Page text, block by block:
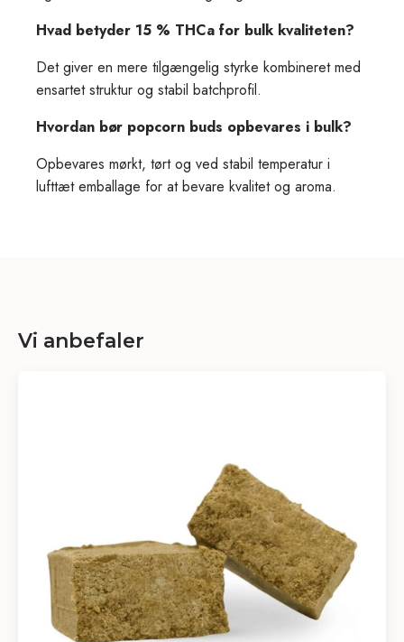
Hvad betyder 15 % THCa for bulk kvaliteten?
Det giver en mere tilgængelig styrke kombineret med
ensartet struktur og stabil batchprofil.
Hvordan bør popcorn buds opbevares i bulk?
Opbevares mørkt, tørt og ved stabil temperatur i
lufttæt emballage for at bevare kvalitet og aroma.
Vi anbefaler